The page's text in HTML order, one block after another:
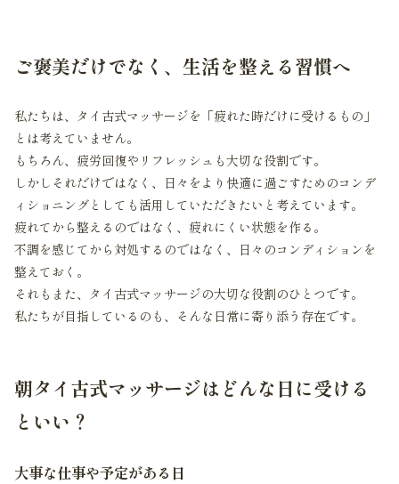
ご褒美だけでなく、生活を整える習慣へ
私たちは、タイ古式マッサージを「疲れた時だけに受けるもの」
とは考えていません。
もちろん、疲労回復やリフレッシュも大切な役割です。
しかしそれだけではなく、日々をより快適に過ごすためのコンデ
ィショニングとしても活用していただきたいと考えています。
疲れてから整えるのではなく、疲れにくい状態を作る。
不調を感じてから対処するのではなく、日々のコンディションを
整えておく。
それもまた、タイ古式マッサージの大切な役割のひとつです。
私たちが目指しているのも、そんな日常に寄り添う存在です。
朝タイ古式マッサージはどんな日に受ける
といい？
大事な仕事や予定がある日